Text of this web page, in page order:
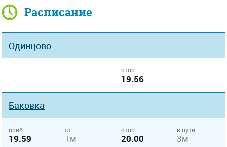
Расписание
Одинцово
отпр.
19.56
Баковка
приб.
19.59
ст.
1м
отпр.
20.00
в пути
3м